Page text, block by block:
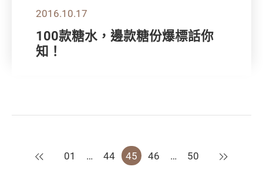
2016.10.17
100款糖水，邊款糖份爆標話你
知！
上一頁
01 … 44 45 46 … 50 下一頁